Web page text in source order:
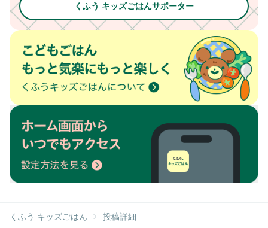
くふう キッズごはんサポーター
くふう キッズごはん 投稿詳細